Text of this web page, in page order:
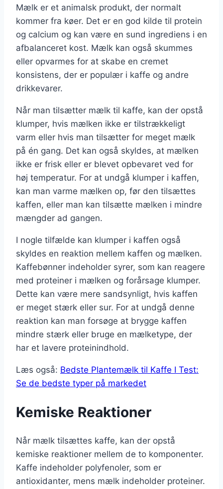
Mælk er et animalsk produkt, der normalt
kommer fra køer. Det er en god kilde til protein
og calcium og kan være en sund ingrediens i en
afbalanceret kost. Mælk kan også skummes
eller opvarmes for at skabe en cremet
konsistens, der er populær i kaffe og andre
drikkevarer.
Når man tilsætter mælk til kaffe, kan der opstå
klumper, hvis mælken ikke er tilstrækkeligt
varm eller hvis man tilsætter for meget mælk
på én gang. Det kan også skyldes, at mælken
ikke er frisk eller er blevet opbevaret ved for
høj temperatur. For at undgå klumper i kaffen,
kan man varme mælken op, før den tilsættes
kaffen, eller man kan tilsætte mælken i mindre
mængder ad gangen.
I nogle tilfælde kan klumper i kaffen også
skyldes en reaktion mellem kaffen og mælken.
Kaffebønner indeholder syrer, som kan reagere
med proteiner i mælken og forårsage klumper.
Dette kan være mere sandsynligt, hvis kaffen
er meget stærk eller sur. For at undgå denne
reaktion kan man forsøge at brygge kaffen
mindre stærk eller bruge en mælketype, der
har et lavere proteinindhold.
Læs også: Bedste Plantemælk til Kaffe I Test:
Se de bedste typer på markedet
Kemiske Reaktioner
Når mælk tilsættes kaffe, kan der opstå
kemiske reaktioner mellem de to komponenter.
Kaffe indeholder polyfenoler, som er
antioxidanter, mens mælk indeholder proteiner.